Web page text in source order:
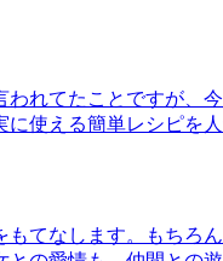
われてたことですが
使える簡単レシピを
てなします。もちろ